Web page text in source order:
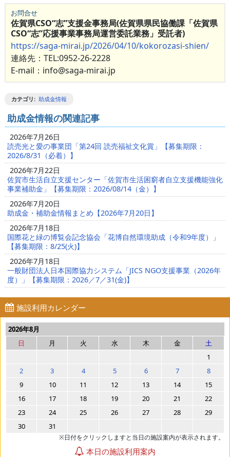
お問合せ
佐賀県CSO“志”支援金事務局(佐賀県県民協働課「佐賀県
CSO“志”応援事業事務局運営委託業務」受託者)
https://saga-mirai.jp/2026/04/10/kokorozasi-shien/
連絡先：TEL:0952-26-2228
E-mail：info@saga-mirai.jp
カテゴリ: 助成金情報
助成金情報の関連記事
2026年7月26日
読売光と愛の事業団「第24回 読売福祉文化賞」【募集期限：
2026/8/31（必着）】
2026年7月22日
佐賀市生活自立支援センター「佐賀市生活困窮者自立支援機能強化
事業補助金」【募集期限：2026/08/14（金）】
2026年7月20日
助成金・補助金情報まとめ【2026年7月20日】
2026年7月18日
国際花と緑の博覧会記念協会「花博自然環境助成（令和9年度）」
【募集期限：8/25(火)】
2026年7月18日
一般財団法人日本国際協力システム「JICS NGO支援事業（2026年
度）」【募集期限：2026／7／31(金)】
施設利用カレンダー
2026年8月
日
月 火 水 木 金
土
1
2
3 4 5 6 7
8
9
10 11 12 13 14
15
16
17 18 19 20 21
22
23
24 25 26 27 28
29
30
31
※日付をクリックしますと当日の施設案内が表示されます。
本日の施設利用案内